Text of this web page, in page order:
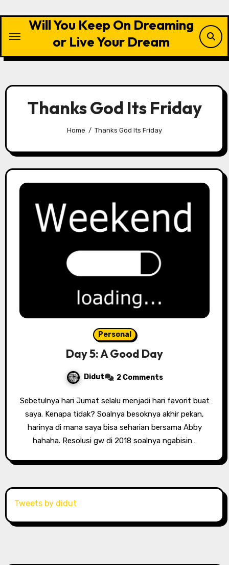
content
Will You Keep On Dreaming
or Live Your Dream
Thanks God Its Friday
Home Thanks God Its Friday
Personal
Day 5: A Good Day
Didut 2 Comments
Sebetulnya hari Jumat selalu menjadi hari favorit buat
saya. Kenapa tidak? Soalnya besoknya akhir pekan,
harinya di mana saya bisa seharian bersama Abby
hahaha. Resolusi gw di 2018 soalnya ngabisin…
Tweets by didut